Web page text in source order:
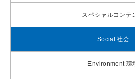
スペシャルコンテ
Social 社会
Environment 環